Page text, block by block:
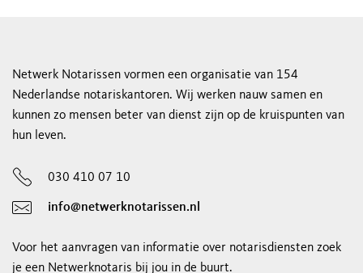
Netwerk Notarissen vormen een organisatie van 154
Nederlandse notariskantoren. Wij werken nauw samen en
kunnen zo mensen beter van dienst zijn op de kruispunten van
hun leven.
030 410 07 10
info@netwerknotarissen.nl
Voor het aanvragen van informatie over notarisdiensten zoek
je een Netwerknotaris bij jou in de buurt.